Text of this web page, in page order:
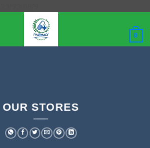
στο
περιεχόμενο
0
OUR STORES